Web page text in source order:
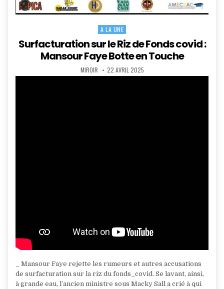
Posted
A LA UNE
Surfacturation sur le Riz de Fonds covid :
Mansour Faye Botte en Touche
AUTHOR:
MIROIR PUBLISHED
DATE:
22 AVRIL 2025
_ Mansour Faye rejette les rumeurs et autres accusations
de surfacturation sur la riz du fonds_covid. Se lavant, ainsi,
à grande eau, l’ancien ministre sous Macky Sall a crié à qui